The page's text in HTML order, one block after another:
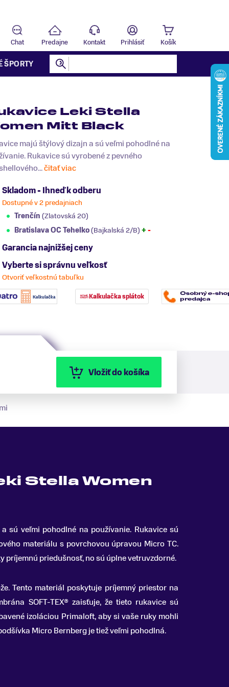
Chat Predajne Kontakt Prihlásiť Košík
ŠPORTY
Leki Stella
Mitt Black
majú štýlový dizajn a sú veľmi pohodlné na
Rukavice sú vyrobené z pevného
čitať viac
Skladom - Ihneď k odberu
Dostupné v 2 predajniach
Trenčín (Zlatovská 20)
Bratislava OC Tehelko(Bajkalská 2/B) + -
Garancia najnižšej ceny
Vyberte si správnu veľkosť
Otvoriť veľkostnú tabuľku
Kalkulačka splátok
Vložiť do košíka
Stella Women
sú veľmi pohodlné na používanie. Rukavice sú
materiálu s povrchovou úpravou Micro TC.
príjemnú priedušnosť, no sú úplne vetruvzdorné.
Tento materiál poskytuje príjemný priestor na
SOFT-TEX® zaisťuje, že tieto rukavice sú
izoláciou Primaloft, aby si vaše ruky mohli
Micro Bernberg je tiež veľmi pohodlná.